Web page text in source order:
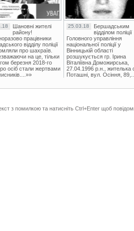
Шановні жителі
району!
працівники
відділу поліції
про шахраїв.
на це, тільки
березня 2018-го
осіб стали жертвами
25.03.18
Бершадським
відділом поліції
Головного управління
національної поліції у
Вінницькій області
розшукується гр. Ірина
Віталіївна Доможирська,
27.04.1996 р.н., жителька
Поташні, вул. Осіння,
з помилкою та натисніть Ctrl+Enter щоб